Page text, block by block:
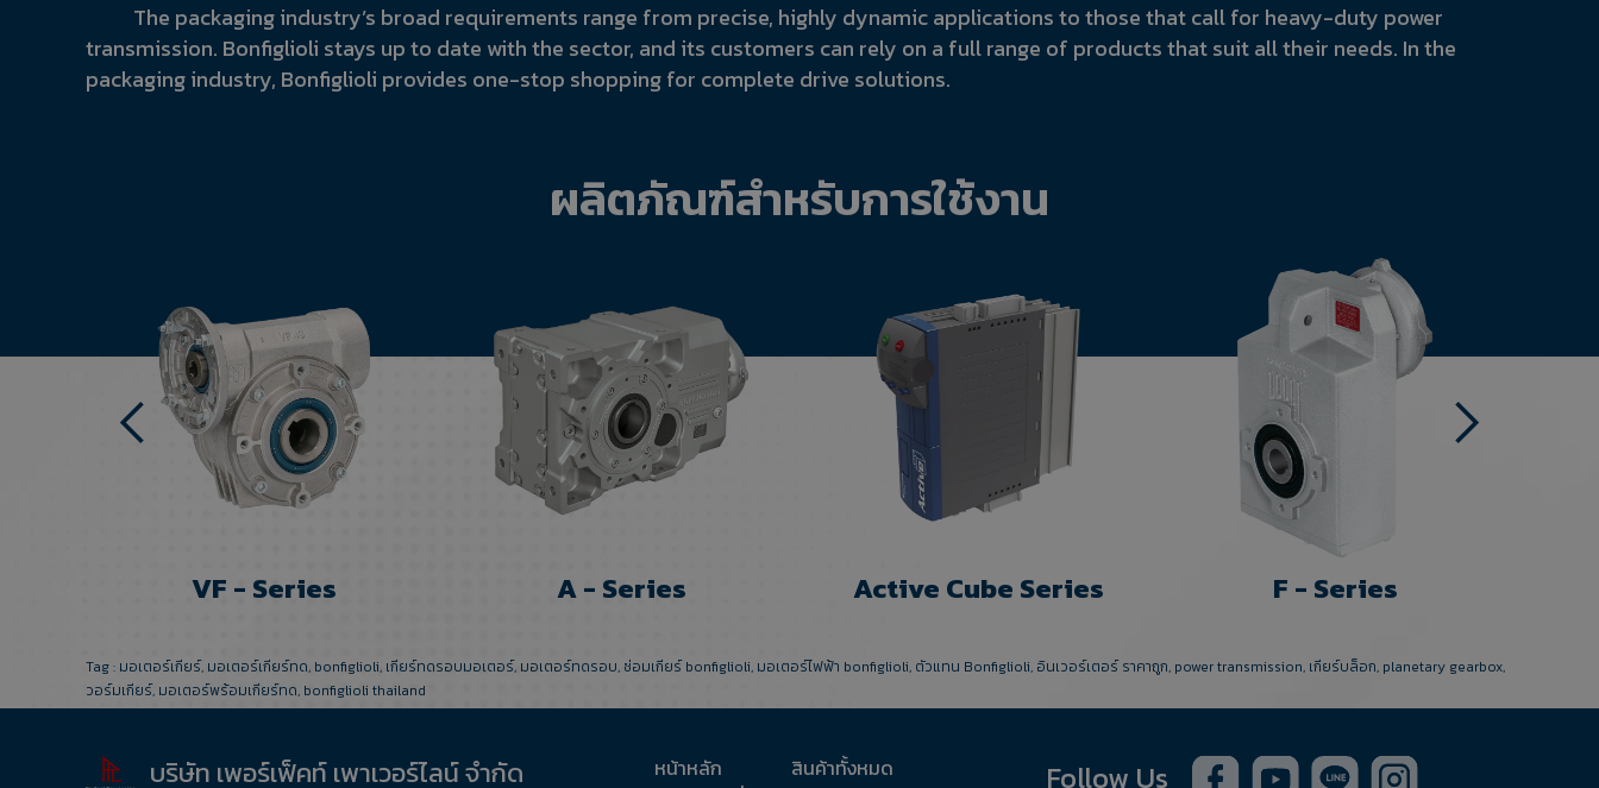
The packaging industry’s broad requirements range from precise, highly dynamic applications to those that call for heavy-duty power
transmission. Bonfiglioli stays up to date with the sector, and its customers can rely on a full range of products that suit all their needs. In the
packaging industry, Bonfiglioli provides one-stop shopping for complete drive solutions.
ผลิตภัณฑ์สำหรับการใช้งาน
VF - Series A - Series Active Cube Series F - Series
Tag : มอเตอร์เกียร์, มอเตอร์เกียร์ทด, bonfiglioli, เกียร์ทดรอบมอเตอร์, มอเตอร์ทดรอบ, ซ่อมเกียร์ bonfiglioli, มอเตอร์ไฟฟ้า bonfiglioli, ตัวแทน Bonfiglioli, อินเวอร์เตอร์ ราคาถูก, power transmission, เกียร์บล็อก, planetary gearbox,
วอร์มเกียร์, มอเตอร์พร้อมเกียร์ทด, bonfiglioli thailand
บริษัท เพอร์เฟ็คท์ เพาเวอร์ไลน์ จำกัด
หน้าหลัก
สินค้าทั้งหมด
Follow Us